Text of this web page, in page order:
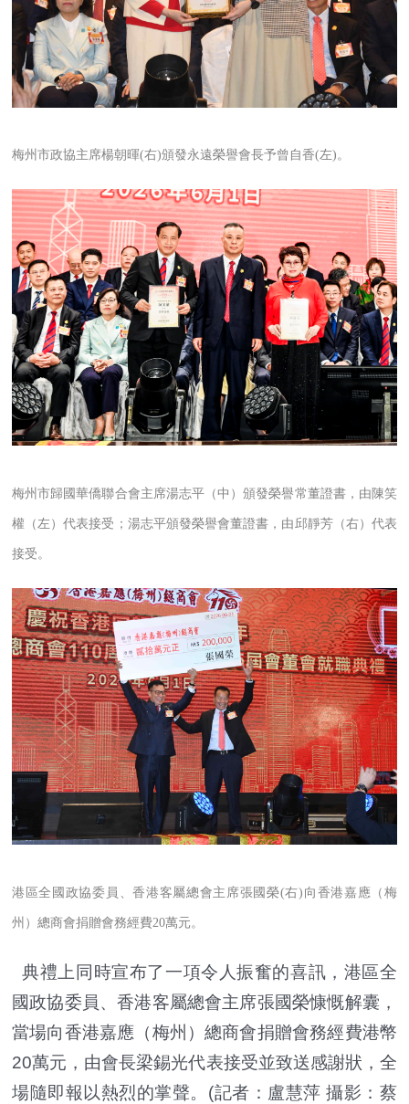
梅州市政協主席楊朝暉(右)頒發永遠榮譽會長予曾自香(左)。
梅州市歸國華僑聯合會主席湯志平（中）頒發榮譽常董證書，由陳笑
權（左）代表接受；湯志平頒發榮譽會董證書，由邱靜芳（右）代表
接受。
港區全國政協委員、香港客屬總會主席張國榮(右)向香港嘉應（梅
州）總商會捐贈會務經費20萬元。
典禮上同時宣布了一項令人振奮的喜訊，港區全
國政協委員、香港客屬總會主席張國榮慷慨解囊，
當場向香港嘉應（梅州）總商會捐贈會務經費港幣
20萬元，由會長梁錫光代表接受並致送感謝狀，全
場隨即報以熱烈的掌聲。(記者：盧慧萍 攝影：蔡